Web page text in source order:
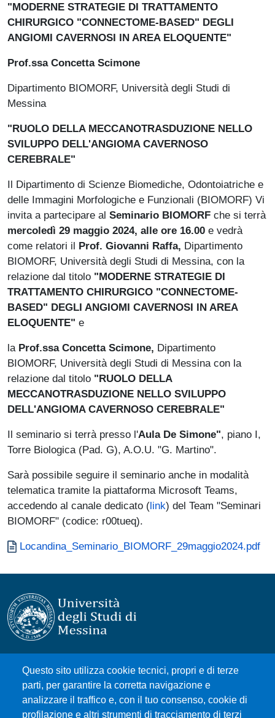
"MODERNE STRATEGIE DI TRATTAMENTO
CHIRURGICO "CONNECTOME-BASED" DEGLI
ANGIOMI CAVERNOSI IN AREA ELOQUENTE"
Prof.ssa Concetta Scimone
Dipartimento BIOMORF, Università degli Studi di
Messina
"RUOLO DELLA MECCANOTRASDUZIONE NELLO
SVILUPPO DELL'ANGIOMA CAVERNOSO
CEREBRALE"
Il Dipartimento di Scienze Biomediche, Odontoiatriche e
delle Immagini Morfologiche e Funzionali (BIOMORF) Vi
invita a partecipare al Seminario BIOMORF che si terrà
mercoledì 29 maggio 2024, alle ore 16.00 e vedrà
come relatori il Prof. Giovanni Raffa, Dipartimento
BIOMORF, Università degli Studi di Messina, con la
relazione dal titolo "MODERNE STRATEGIE DI
TRATTAMENTO CHIRURGICO "CONNECTOME-
BASED" DEGLI ANGIOMI CAVERNOSI IN AREA
ELOQUENTE" e
laProf.ssa Concetta Scimone, Dipartimento
BIOMORF, Università degli Studi di Messina con la
relazione dal titolo "RUOLO DELLA
MECCANOTRASDUZIONE NELLO SVILUPPO
DELL'ANGIOMA CAVERNOSO CEREBRALE"
Il seminario si terrà presso l'Aula De Simone", piano I,
Torre Biologica (Pad. G), A.O.U. "G. Martino".
Sarà possibile seguire il seminario anche in modalità
telematica tramite la piattaforma Microsoft Teams,
accedendo al canale dedicato (link) del Team "Seminari
BIOMORF" (codice: r00tueq).
Documento
Locandina_Seminario_BIOMORF_29maggio2024.pdf
Questo sito utilizza cookie tecnici, propri e di terze
parti, per garantire la corretta navigazione e
analizzare il traffico e, con il tuo consenso, cookie di
profilazione e altri strumenti di tracciamento di terzi
Università degli Studi di Messina
Piazza Pugliatti, 1 - 98122 Messina
Cod. Fiscale 80004070837
P.IVA 00724160833